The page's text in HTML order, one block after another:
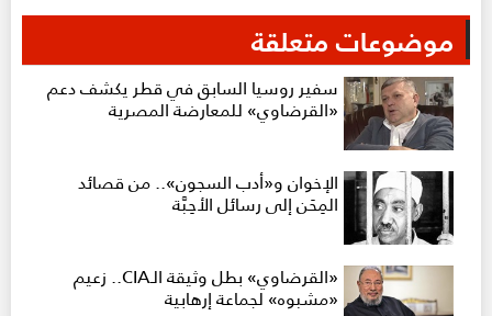
موضوعات متعلقة
سفير روسيا السابق في قطر يكشف دعم
«القرضاوي» للمعارضة المصرية
الإخوان و«أدب السجون».. من قصائد
المِحَن إلى رسائل الأحِبَّة
«القرضاوي» بطل وثيقة الـCIA.. زعيم
«مشبوه» لجماعة إرهابية